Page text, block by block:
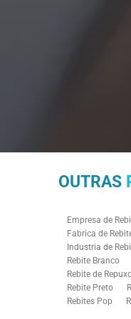
OUTRAS
Empresa de
Fabrica de
Industria de
Rebite Branco
Rebite de
Rebite Preto
Rebites Pop